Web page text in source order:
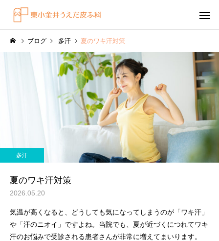
感染症
水虫（足白癬）を放置する
べきではない理由
円形脱毛症
円形脱毛症になぜ「光
効くの？
ブログ 多汗 夏のワキ汗対策
多汗
夏のワキ汗対策
2026.05.20
気温が高くなると、どうしても気になってしまうのが「ワキ汗」
や「汗のニオイ」ですよね。当院でも、夏が近づくにつれてワキ
汗のお悩みで受診される患者さんが非常に増えてまいります。